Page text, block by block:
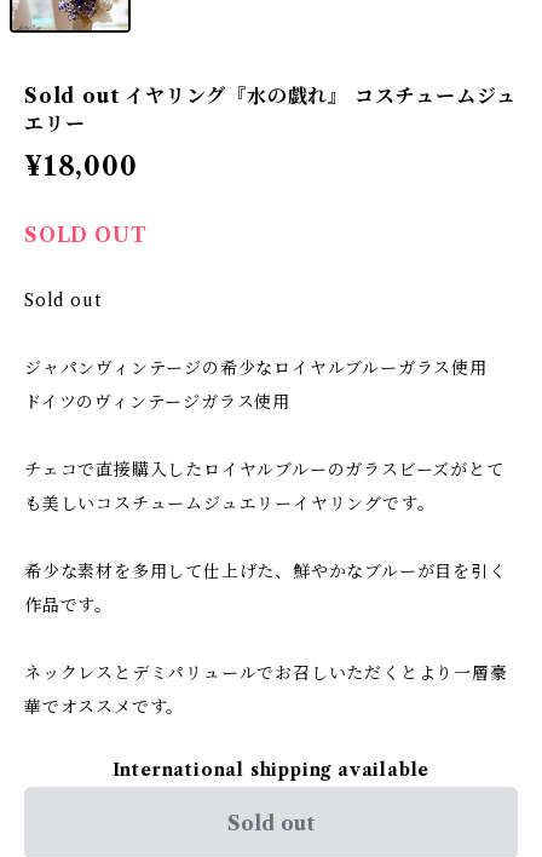
Sold out イヤリング『水の戯れ』 コスチュームジュ
エリー
¥18,000
SOLD OUT
Sold out
ジャパンヴィンテージの希少なロイヤルブルーガラス使用
ドイツのヴィンテージガラス使用
チェコで直接購入したロイヤルブルーのガラスビーズがとて
も美しいコスチュームジュエリーイヤリングです。
希少な素材を多用して仕上げた、鮮やかなブルーが目を引く
作品です。
ネックレスとデミパリュールでお召しいただくとより一層豪
華でオススメです。
International shipping available
Sold out